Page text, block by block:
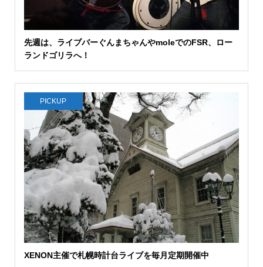
先週は、ライブバーぐんまちゃんやmoleでのFSR、ロー
ランドゴリラへ！
PICKUP
XENON主催で札幌時計台ライブを毎月定期開催中